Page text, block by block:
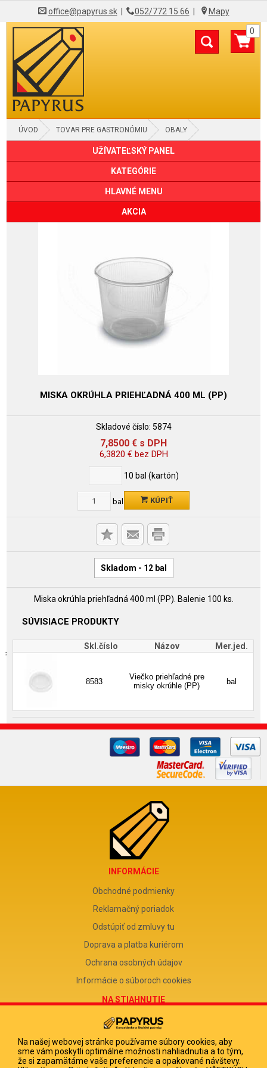
office@papyrus.sk| 052/772 15 66 Mapy
0
ÚVOD TOVAR PRE GASTRONÓMIU OBALY
MISKY A VANIČKY S VIEČKOMUŽÍVATEĽSKÝ PANEL
KATEGÓRIE
HLAVNÉ MENU
AKCIA
MISKA OKRÚHLA PRIEHĽADNÁ 400 ML (PP)
Skladové číslo: 5874
7,8500 € s DPH
6,3820 €bez DPH
10 bal (kartón)
bal KÚPIŤ
Skladom - 12 bal
Miska okrúhla priehľadná 400 ml (PP). Balenie 100 ks.
SÚVISIACE PRODUKTY
Skl.číslo Názov Mer.jed.
8583
Viečko priehľadné pre
misky okrúhle (PP)
bal
INFORMÁCIE
Obchodné podmienky
Reklamačný poriadok
Odstúpiť od zmluvy tu
Doprava a platba kuriérom
Ochrana osobných údajov
Informácie o súboroch cookies
NA STIAHNUTIE
Reklamačný formulár
Odstúpenie od zmluvy
Poučenie o odstúpení od zmluvy
Na našej webovej stránke používame súbory cookies, aby
sme vám poskytli optimálne možnosti nahliadnutia a to tým,
že si zapamätáme vaše preferencie a opakované návštevy.